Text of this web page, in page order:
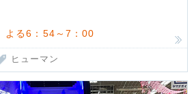
よる6：54～7：00
ヒューマン